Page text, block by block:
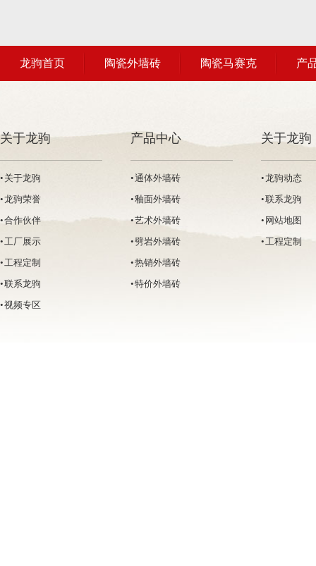
龙驹首页 陶瓷外墙砖 陶瓷马赛克 产
关于龙驹
• 关于龙驹
• 龙驹荣誉
• 合作伙伴
• 工厂展示
• 工程定制
• 联系龙驹
• 视频专区
产品中心
• 通体外墙砖
• 釉面外墙砖
• 艺术外墙砖
• 劈岩外墙砖
• 热销外墙砖
• 特价外墙砖
关于龙驹
• 龙驹动态
• 联系龙驹
• 网站地图
• 工程定制